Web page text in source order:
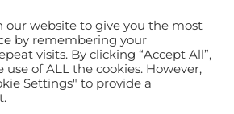
our website to give you the most
by remembering your
visits. By clicking “Accept All”,
of ALL the cookies. However,
Settings" to provide a